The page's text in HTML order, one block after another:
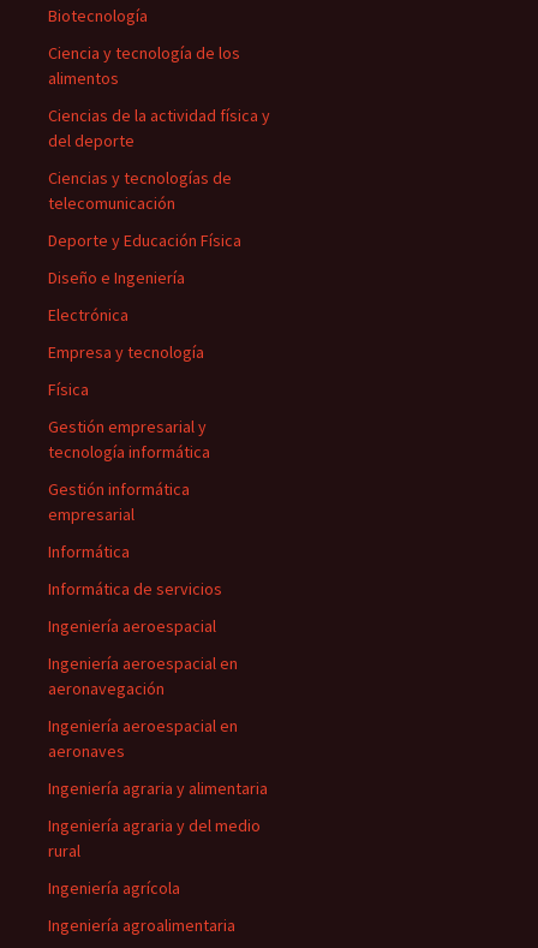
Biotecnología
Ciencia y tecnología de los
alimentos
Ciencias de la actividad física y
del deporte
Ciencias y tecnologías de
telecomunicación
Deporte y Educación Física
Diseño e Ingeniería
Electrónica
Empresa y tecnología
Física
Gestión empresarial y
tecnología informática
Gestión informática
empresarial
Informática
Informática de servicios
Ingeniería aeroespacial
Ingeniería aeroespacial en
aeronavegación
Ingeniería aeroespacial en
aeronaves
Ingeniería agraria y alimentaria
Ingeniería agraria y del medio
rural
Ingeniería agrícola
Ingeniería agroalimentaria